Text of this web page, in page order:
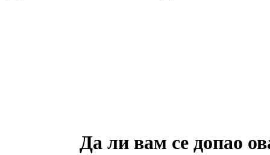
Да ли вам се допао